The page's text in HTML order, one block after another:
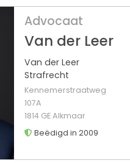
Advocaat
Van der Leer
Van der Leer
Strafrecht
Kennemerstraatweg
107A
1814 GE Alkmaar
Beëdigd in 2009